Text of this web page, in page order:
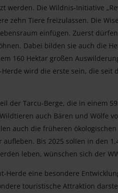
werden. Die Wildnis-Initiative
zehn Tiere freizulassen. Die
einfügen. Zuerst
Dabei bilden sie auch die
160 Hektar großen
wird die erste sein, die seit
der Tarcu-Berge, die in einem
auch Bären und Wölfe
auch die früheren
Bis 2025 sollen in den
leben, wünschen sich der
Herde eine besondere
touristische Attraktion